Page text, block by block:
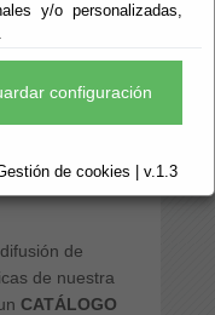
y/o personalizadas,
configuración
de cookies | v.1.3
A LA
( P.A.C.A.)
dentro del
Identidad
a la Cultura
una doble
de
de nuestra
CATÁLOGO